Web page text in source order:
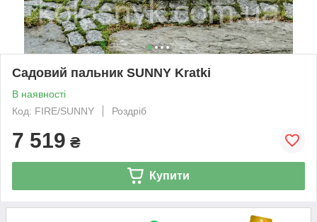
Садовий пальник SUNNY Kratki
В наявності
Код: FIRE/SUNNY
Роздріб
7 519 ₴
Купити